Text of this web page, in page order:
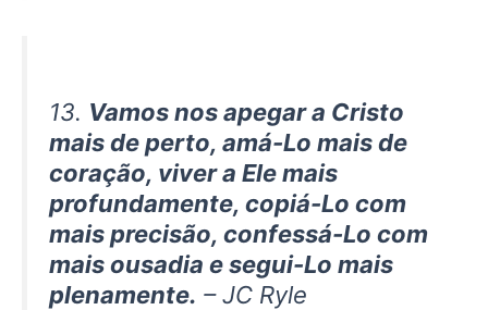
13. Vamos nos apegar a Cristo
mais de perto, amá-Lo mais de
coração, viver a Ele mais
profundamente, copiá-Lo com
mais precisão, confessá-Lo com
mais ousadia e segui-Lo mais
plenamente. – JC Ryle